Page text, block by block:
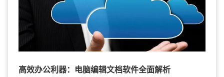
高效办公利器：电脑编辑文档软件全面解析